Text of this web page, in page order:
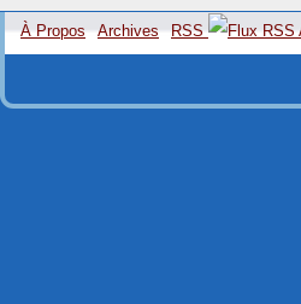
À Propos Archives RSS